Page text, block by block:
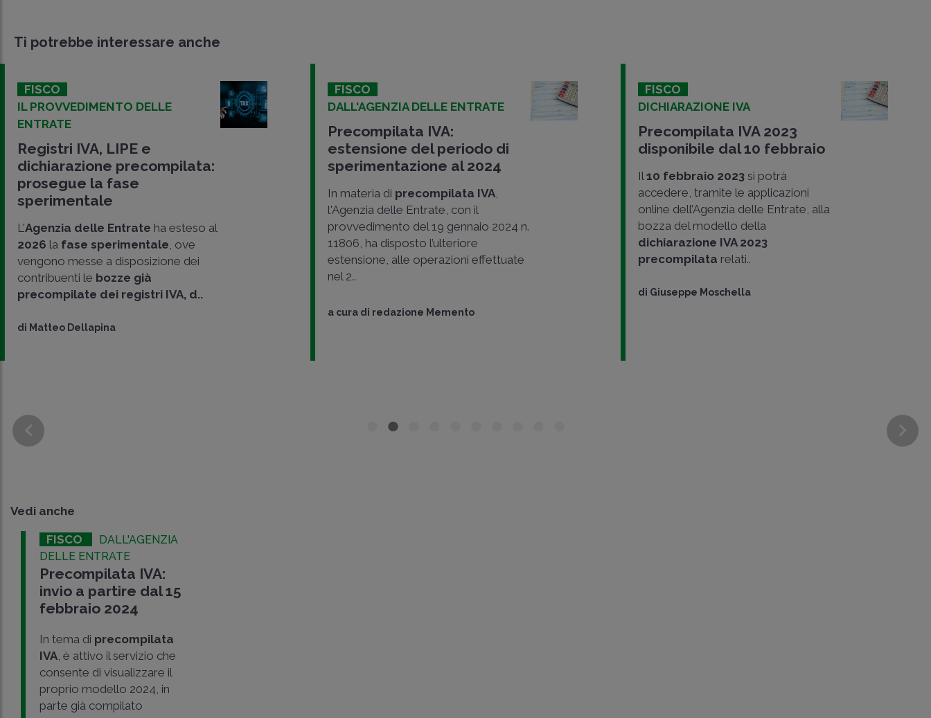
Ti potrebbe interessare anche
FISCO
IL PROVVEDIMENTO DELLE
ENTRATE
Registri IVA, LIPE e
dichiarazione precompilata:
prosegue la fase
sperimentale
L'Agenzia delle Entrate ha esteso al
2026 la fase sperimentale , ove
vengono messe a disposizione dei
contribuenti le bozze già
precompilate dei registri IVA, d..
di Matteo Dellapina
FISCO
DALL'AGENZIA DELLE ENTRATE
Precompilata IVA:
estensione del periodo di
sperimentazione al 2024
In materia di precompilata IVA
l'Agenzia delle Entrate, con il
provvedimento del 19 gennaio 2024 n.
11806, ha disposto l’ulteriore
estensione, alle operazioni effettuate
nel 2..
a cura di redazione Memento
FISCO
DICHIARAZIONE IVA
Precompilata IVA 2023
disponibile dal 10 febbraio
Il 10 febbraio 2023 si potrà
accedere, tramite le applicazioni
online dell’Agenzia delle Entrate, alla
bozza del modello della
dichiarazione IVA 2023
precompilata relati..
di Giuseppe Moschella
Vedi anche
FISCO
DALL'AGENZIA
DELLE ENTRATE
Precompilata IVA:
invio a partire dal 15
febbraio 2024
In tema di precompilata
IVA , è attivo il servizio che
consente di visualizzare il
proprio modello 2024, in
parte già compilato